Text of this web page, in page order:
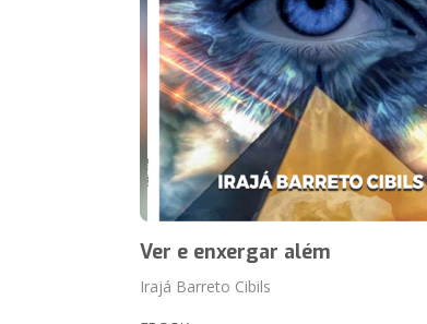
Ver e enxergar além
Irajá Barreto Cibils